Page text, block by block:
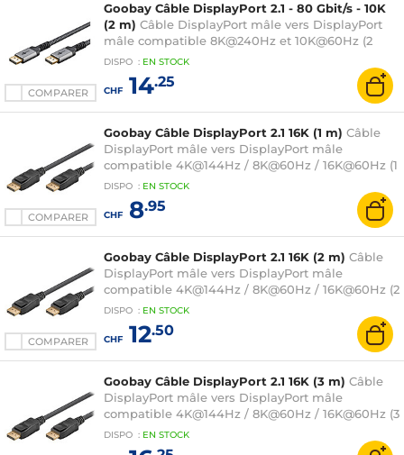
COMPARER
Goobay Câble DisplayPort 2.1 - 80 Gbit/s - 10K
(2 m) Câble DisplayPort mâle vers DisplayPort
mâle compatible 8K@240Hz et 10K@60Hz (2
mètres)
DISPO : EN STOCK
CHF14.25
COMPARER
Goobay Câble DisplayPort 2.1 16K (1 m) Câble
DisplayPort mâle vers DisplayPort mâle
compatible 4K@144Hz / 8K@60Hz / 16K@60Hz (1
mètre)
DISPO : EN STOCK
CHF8.95
COMPARER
Goobay Câble DisplayPort 2.1 16K (2 m) Câble
DisplayPort mâle vers DisplayPort mâle
compatible 4K@144Hz / 8K@60Hz / 16K@60Hz (2
mètres)
DISPO : EN STOCK
CHF12.50
Goobay Câble DisplayPort 2.1 16K (3 m) Câble
DisplayPort mâle vers DisplayPort mâle
compatible 4K@144Hz / 8K@60Hz / 16K@60Hz (3
mètres)
DISPO : EN STOCK